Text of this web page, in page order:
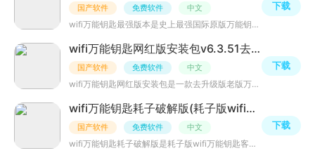
国产软件 免费软件 中文
wifi万能钥匙最强版本是史上最强国际原版万能钥匙应用，目前国内各种所谓万能钥匙自动破解器均为垃圾，小编
下载
wifi万能钥匙网红版安装包v6.3.51去红点版
国产软件 免费软件 中文
wifi万能钥匙网红版安装包是一款去升级版老版万能钥匙连接工具，相信破解wifi密码许多人都喜欢吧，大神已破
下载
wifi万能钥匙耗子破解版(耗子版wifi万能钥匙)v6.3.51显密码v2版
国产软件 免费软件 中文
wifi万能钥匙耗子破解版是耗子版wifi万能钥匙客户端，该版本为显密码v2版，界面超级精简清爽，去除了很多无
下载